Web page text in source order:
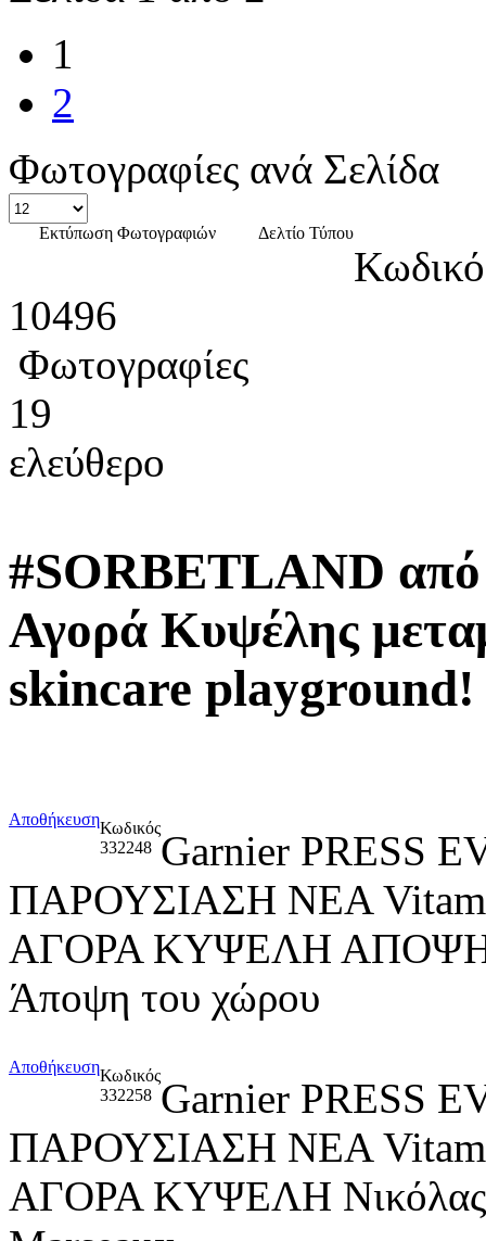
1
2
Φωτογραφίες ανά Σελίδα
Εκτύπωση Φωτογραφιών Δελτίο Τύπου
10496
Φωτογραφίες
19
ελεύθερο
#SORBETLAND
Αγορά Κυψέλης
skincare playground!
ΑποθήκευσηΚωδικός
332248 Garnier PRESS
ΠΑΡΟΥΣΙΑΣΗ ΝΕΑ
ΑΓΟΡΑ ΚΥΨΕΛΗ
Άποψη του χώρου
ΑποθήκευσηΚωδικός
332258 Garnier PRESS
ΠΑΡΟΥΣΙΑΣΗ ΝΕΑ
ΑΓΟΡΑ ΚΥΨΕΛΗ Νικόλας